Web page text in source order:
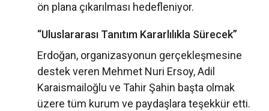
ön plana çıkarılması hedefleniyor.
“Uluslararası Tanıtım Kararlılıkla Sürecek”
Erdoğan, organizasyonun gerçekleşmesine
destek veren Mehmet Nuri Ersoy, Adil
Karaismailoğlu ve Tahir Şahin başta olmak
üzere tüm kurum ve paydaşlara teşekkür etti.